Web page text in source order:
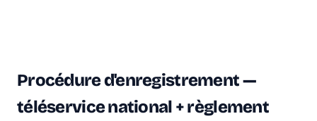
Procédure d'enregistrement —
téléservice national + règlement